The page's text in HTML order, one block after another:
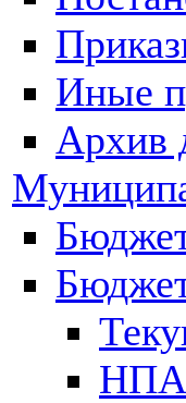
Иные
Архив
НПА